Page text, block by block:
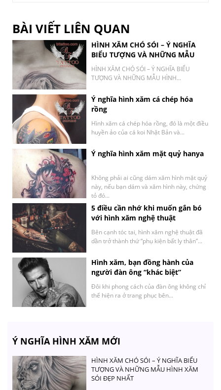
BÀI VIẾT LIÊN QUAN
HÌNH XĂM CHÓ SÓI – Ý NGHĨA
BIỂU TƯỢNG VÀ NHỮNG MẪU
HÌNH XĂM SÓI ĐẸP NHẤT
HÌNH XĂM CHÓ SÓI – Ý NGHĨA BIỂU
TƯỢNG VÀ NHỮNG MẪU HÌNH...
Ý nghĩa hình xăm cá chép hóa
rồng
Hình xăm cá chép hóa rồng, đó là một điều
huyền ảo của cá koi Nhật Bản và...
Ý nghĩa hình xăm mặt quỷ hanya
Không phải ai cũng dám xăm hình mặt quỷ
này, nếu bạn dám và xăm hình này, chứng
tỏ đó...
5 điều cần nhớ khi muốn gắn bó
với hình xăm nghệ thuật
Bên cạnh tóc tai, hình xăm nghệ thuật đã
dần trở thành thứ “phụ kiện bất ly thân”...
Hình xăm, bạn đồng hành của
người đàn ông “khác biệt”
Đôi khi phong cách của đàn ông không chỉ
thể hiện ra ở trang phục bên...
Ý NGHĨA HÌNH XĂM MỚI
HÌNH XĂM CHÓ SÓI – Ý NGHĨA BIỂU
TƯỢNG VÀ NHỮNG MẪU HÌNH XĂM
SÓI ĐẸP NHẤT